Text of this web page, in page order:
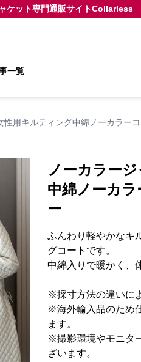
ケット専門通販サイトCollarless
一覧
性用キルティング中綿ノーカラー
ノーカラー
中綿ノーカ
ー
ふんわり軽やかなキ
グコートです。
中綿入りで暖かく、
※採寸方法の違いに
※海外輸入品のため
ます。
※撮影環境やモニタ
ざいます。